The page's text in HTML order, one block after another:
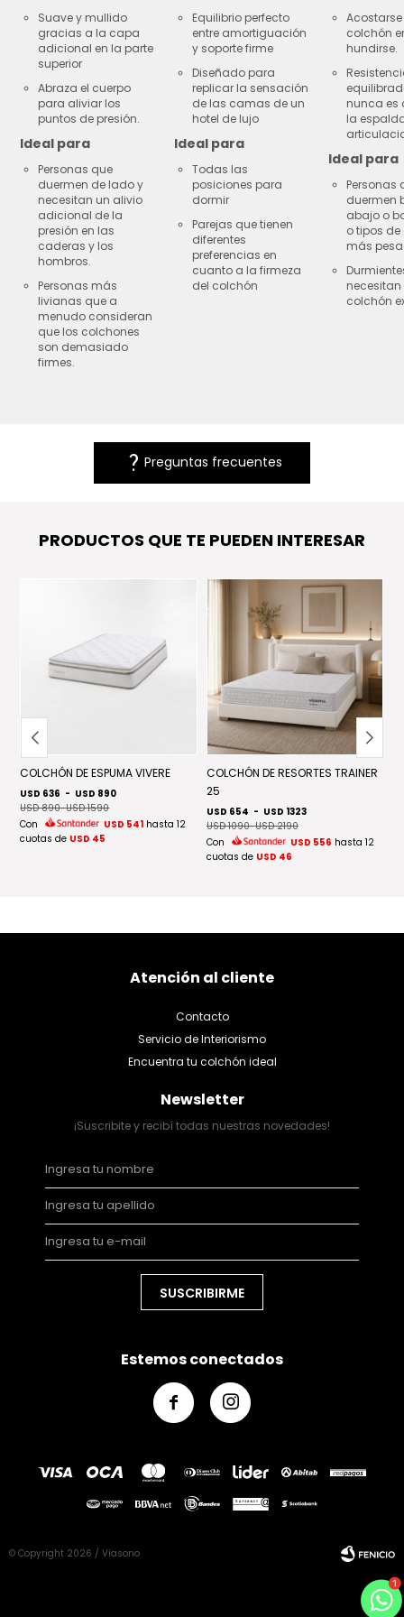
Suave y mullido
gracias a la capa
adicional en la parte
superior
Abraza el cuerpo
para aliviar los
puntos de presión.
Ideal para
Personas que
duermen de lado y
necesitan un alivio
adicional de la
presión en las
caderas y los
hombros.
Personas más
livianas que a
menudo consideran
que los colchones
son demasiado
firmes.
Equilibrio perfecto
entre amortiguación
y soporte firme
Diseñado para
replicar la sensación
de las camas de un
hotel de lujo
Ideal para
Todas las
posiciones para
dormir
Parejas que tienen
diferentes
preferencias en
cuanto a la firmeza
del colchón
colchón
hundirse.
nunca es
la
Ideal para
Personas
duermen
abajo o
o tipos
más
necesitan
colchón
question_mark Preguntas frecuentes
PRODUCTOS QUE TE PUEDEN INTERESAR
COLCHÓN DE ESPUMA VIVERE
USD 636 - USD 890
USD 890-USD 1590
Con
USD 541 hasta 12
cuotas de USD 45
COLCHÓN DE RESORTES TRAINER
25
USD 654 - USD 1323
USD 1090-USD 2190
Con
USD 556 hasta 12
cuotas de USD 46
Atención al cliente
Contacto
Servicio de Interiorismo
Encuentra tu colchón ideal
Newsletter
¡Suscribite y recibí todas nuestras novedades!
SUSCRIBIRME
Estemos conectados
 
© Copyright 2026 / Viasono